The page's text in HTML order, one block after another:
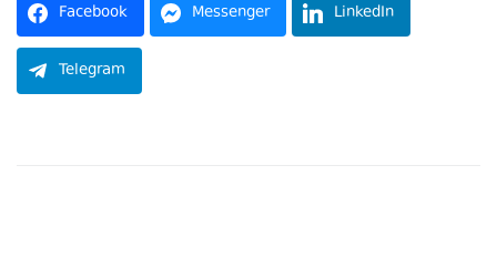
Facebook Messenger LinkedIn
Telegram